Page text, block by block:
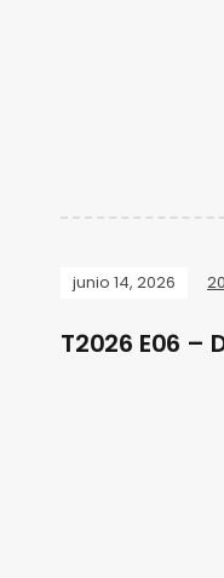
junio 14, 2026
T2026 E06 –